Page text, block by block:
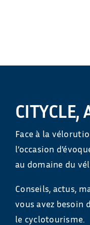
CITYCLE,
Face à la
l’occasion
au domaine du
Conseils, actus,
vous avez besoin
le cyclotourisme.